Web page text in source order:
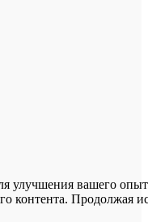
улучшения вашего
контента. Продолжая